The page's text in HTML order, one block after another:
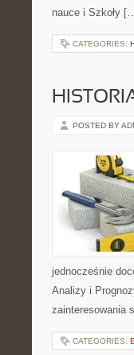
nauce i Szkoły
CATEGORIES:
POSTED BY
jednocześnie
Analizy i
zainteresowania
CATEGORIES: